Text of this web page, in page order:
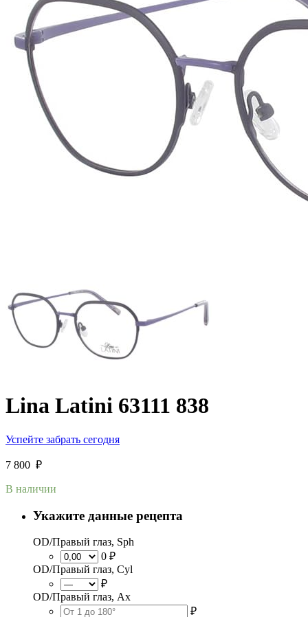
Lina Latini 63111 838
Успейте забрать сегодня
7 800 ₽
В наличии
Укажите данные рецепта
OD/Правый глаз, Sph
0 ₽
OD/Правый глаз, Cyl
₽
OD/Правый глаз, Ax
₽